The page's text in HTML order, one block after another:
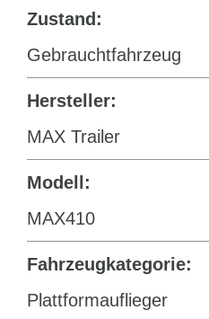
Zustand:
Gebrauchtfahrzeug
Hersteller:
MAX Trailer
Modell:
MAX410
Fahrzeugkategorie:
Plattformauflieger